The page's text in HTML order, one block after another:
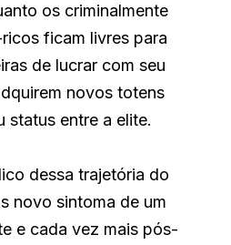
os criminalmente
ficam livres para
de lucrar com seu
novos totens
status entre a elite.
dessa trajetória do
novo sintoma de um
e cada vez mais pós-